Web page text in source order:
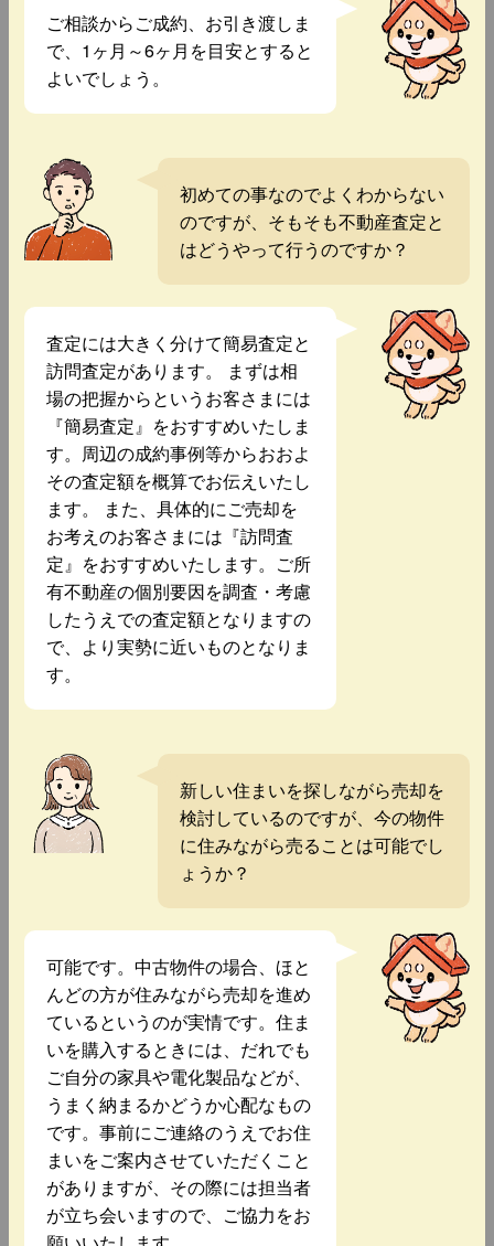
ご相談からご成約、お引き渡しま
で、1ヶ月～6ヶ月を目安とすると
よいでしょう。
初めての事なのでよくわからない
のですが、そもそも不動産査定と
はどうやって行うのですか？
査定には大きく分けて簡易査定と
訪問査定があります。 まずは相
場の把握からというお客さまには
『簡易査定』をおすすめいたしま
す。周辺の成約事例等からおおよ
その査定額を概算でお伝えいたし
ます。 また、具体的にご売却を
お考えのお客さまには『訪問査
定』をおすすめいたします。ご所
有不動産の個別要因を調査・考慮
したうえでの査定額となりますの
で、より実勢に近いものとなりま
す。
新しい住まいを探しながら売却を
検討しているのですが、今の物件
に住みながら売ることは可能でし
ょうか？
可能です。中古物件の場合、ほと
んどの方が住みながら売却を進め
ているというのが実情です。住ま
いを購入するときには、だれでも
ご自分の家具や電化製品などが、
うまく納まるかどうか心配なもの
です。事前にご連絡のうえでお住
まいをご案内させていただくこと
がありますが、その際には担当者
が立ち会いますので、ご協力をお